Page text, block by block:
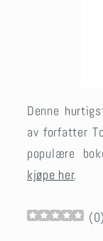
Denne
av forfatter
populære
kjøpe her.
(0)